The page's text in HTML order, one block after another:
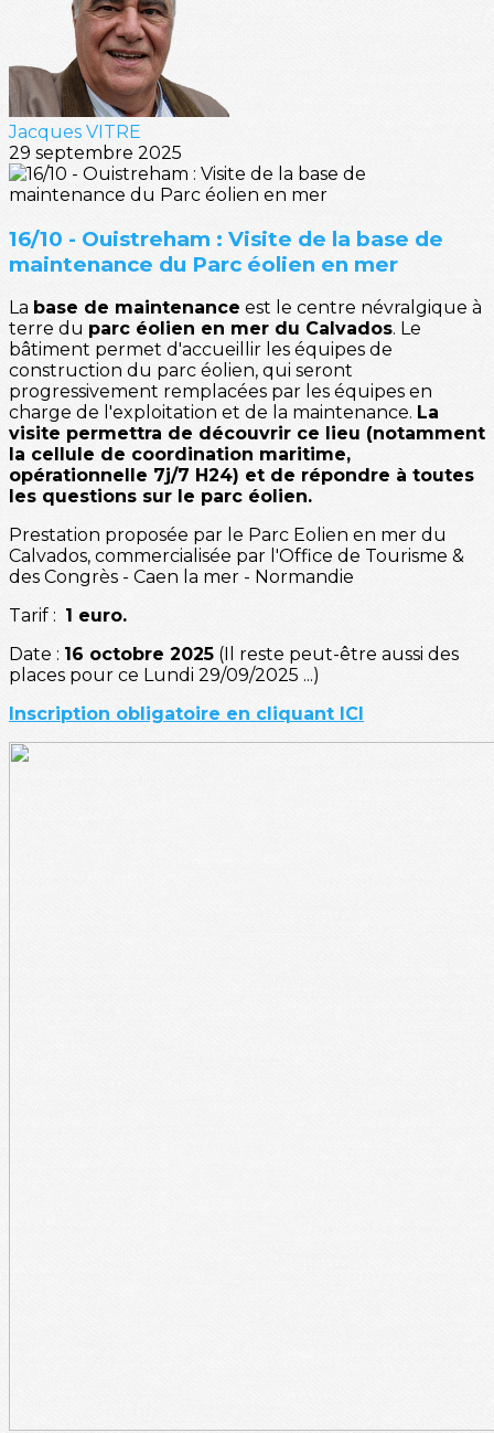
Jacques VITRE
29 septembre 2025
16/10 - Ouistreham : Visite de la base de
maintenance du Parc éolien en mer
La base de maintenance est le centre névralgique à
terre du parc éolien en mer du Calvados. Le
bâtiment permet d'accueillir les équipes de
construction du parc éolien, qui seront
progressivement remplacées par les équipes en
charge de l'exploitation et de la maintenance. La
visite permettra de découvrir ce lieu (notamment
la cellule de coordination maritime,
opérationnelle 7j/7 H24) et de répondre à toutes
les questions sur le parc éolien.
Prestation proposée par le Parc Eolien en mer du
Calvados, commercialisée par l'Office de Tourisme &
des Congrès - Caen la mer - Normandie
Tarif : 1 euro.
Date : 16 octobre 2025 (Il reste peut-être aussi des
places pour ce Lundi 29/09/2025 ...)
Inscription obligatoire en cliquant ICI